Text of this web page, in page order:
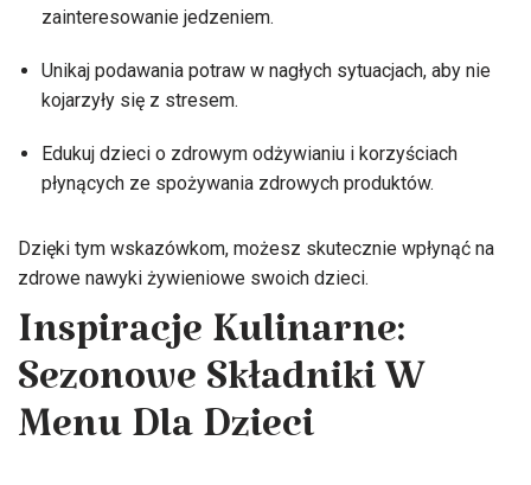
zainteresowanie jedzeniem.
Unikaj podawania potraw w nagłych sytuacjach, aby nie
kojarzyły się z stresem.
Edukuj dzieci o zdrowym odżywianiu i korzyściach
płynących ze spożywania zdrowych produktów.
Dzięki tym wskazówkom, możesz skutecznie wpłynąć na
zdrowe nawyki żywieniowe swoich dzieci.
Inspiracje Kulinarne:
Sezonowe Składniki W
Menu Dla Dzieci